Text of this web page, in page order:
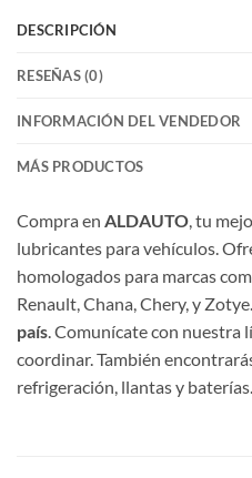
DESCRIPCIÓN
RESEÑAS (0)
INFORMACIÓN DEL VENDEDOR
MÁS PRODUCTOS
Compra en ALDAUTO , tu
lubricantes para vehículos.
homologados para marcas
Renault, Chana, Chery, y Zotye.
país . Comunícate con nuestra
coordinar. También
refrigeración, llantas y baterías.